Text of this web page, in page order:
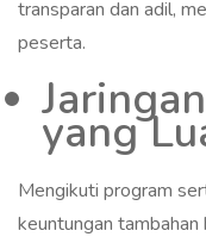
transparan dan adil,
peserta.
yang
Mengikuti program
keuntungan